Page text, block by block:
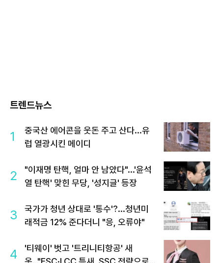
트렌드뉴스
1
중국산 에어콘을 웃돈 주고 산다...유
럽 열광시킨 메이디
2
"이재명 탄핵, 얼마 안 남았다"...'윤석
열 탄핵' 맞힌 무당, '성지글' 등장
3
국가가 청년 상대로 '통수'?...청년미
래적금 12% 준다더니 "응, 오류야"
4
'티웨이' 벗고 '트리니티항공' 새